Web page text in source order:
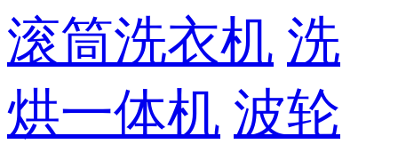
滚筒洗衣机 洗
烘一体机 波轮